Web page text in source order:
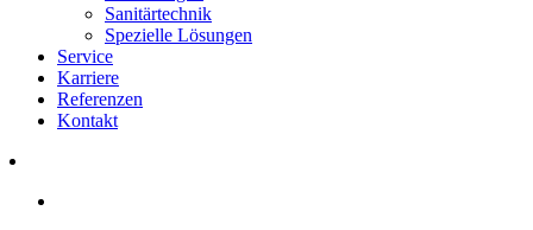
Sanitärtechnik
Spezielle Lösungen
Service
Karriere
Referenzen
Kontakt